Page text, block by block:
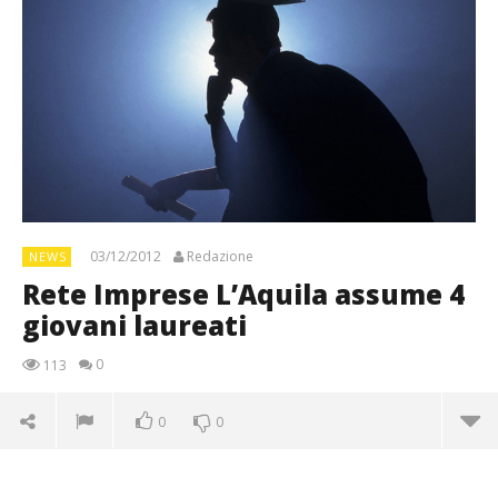
NEWS 03/12/2012 Redazione
Rete Imprese L’Aquila assume 4
giovani laureati
113 0
0 0